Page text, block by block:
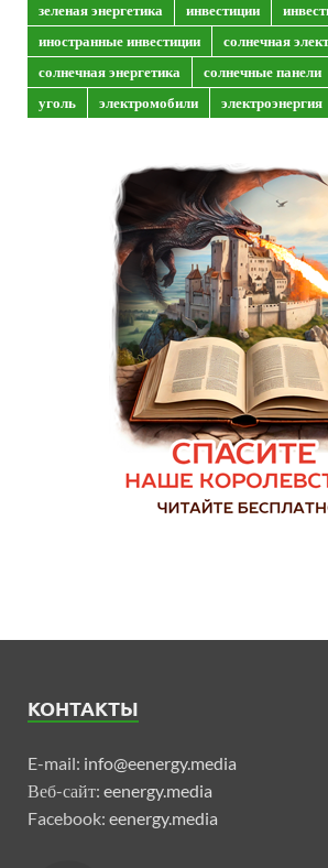
зеленая энергетика
инвестиции
иностранные инвестиции
солнечная
солнечная энергетика
солнечные панели
уголь
электромобили электроэнергия
КОНТАКТЫ
E-mail: info@eenergy.media
Веб-сайт: eenergy.media
Facebook: eenergy.media